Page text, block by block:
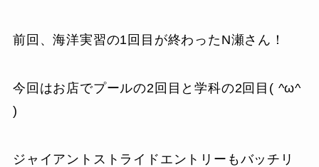
前回、海洋実習の1回目が終わったN瀬さん！
今回はお店でプールの2回目と学科の2回目( ^ω^
)
ジャイアントストライドエントリーもバッチリ